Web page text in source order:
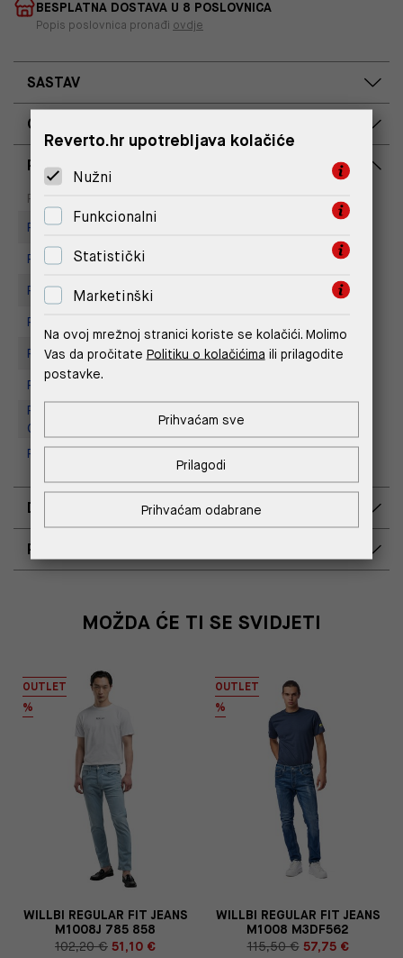
BESPLATNA DOSTAVA U 8 POSLOVNICA
Popis poslovnica pronađi ovdje
SASTAV
OPIS PROIZVODA
RASPOLOŽIVOST PO POSLOVNICAMA
Poslovnica
Replay store, Arena centar
Replay Store, Supernova Zadar
Replay Store, City Center One
Replay Store, Joker Centar
Replay store, Tower Centar
Replay Store, Mall of Split
Replay Outlet Store, Designer
Outlet Croatia
Replay Outlet Store, Split
DOSTAVA
POVRAT I ZAMJENA
MOŽDA ĆE TI SE SVIDJETI
OUTLET
%
WILLBI REGULAR FIT JEANS
M1008J 785 858
102,20 € 51,10 €
OUTLET
%
WILLBI REGULAR FIT JEANS
M1008 M3DF562
115,50 € 57,75 €
Reverto.hr upotrebljava kolačiće
Nužni
Funkcionalni
Statistički
Marketinški
Na ovoj mrežnoj stranici koriste se kolačići. Molimo
Vas da pročitate Politiku o kolačićima ili prilagodite
postavke.
Prihvaćam odabrane
Prilagodi
Prihvaćam sve